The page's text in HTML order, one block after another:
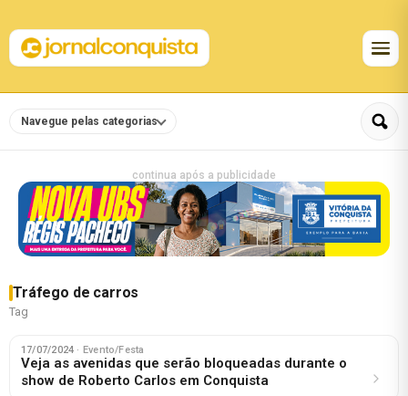
Navegue pelas categorias
continua após a publicidade
Tráfego de carros
Tag
17/07/2024 · Evento/Festa
Veja as avenidas que serão bloqueadas durante o
show de Roberto Carlos em Conquista